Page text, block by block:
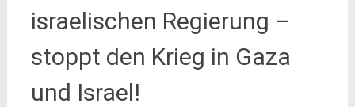
israelischen Regierung –
stoppt den Krieg in Gaza
und Israel!